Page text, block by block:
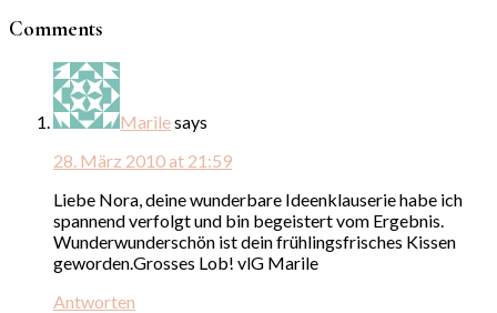
Comments
Marilesays
28. März 2010 at 21:59
Liebe Nora, deine wunderbare Ideenklauserie habe ich
spannend verfolgt und bin begeistert vom Ergebnis.
Wunderwunderschön ist dein frühlingsfrisches Kissen
geworden.Grosses Lob! vlG Marile
Antworten